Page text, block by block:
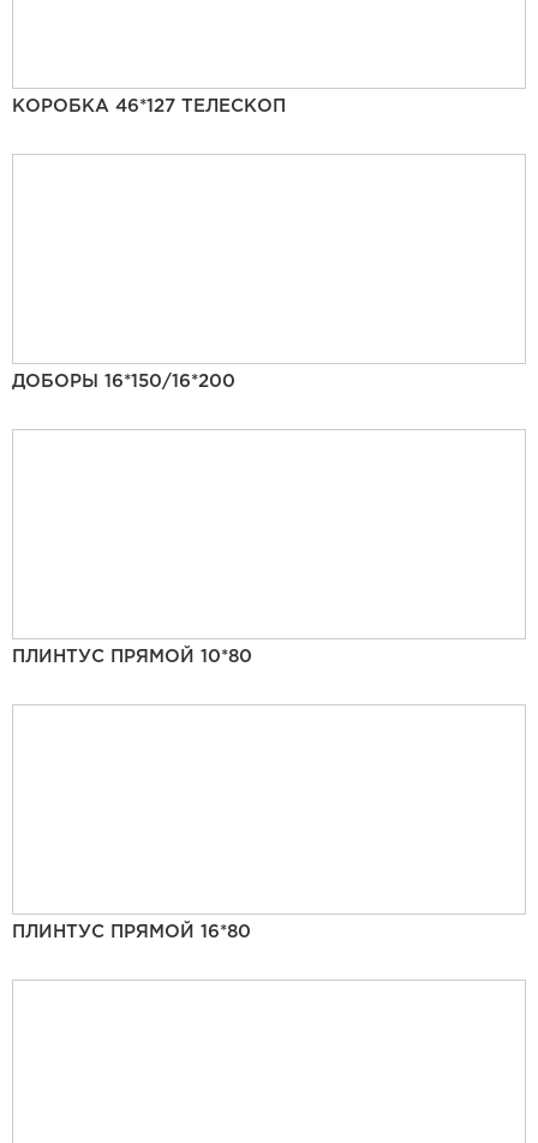
КОРОБКА 46*127 ТЕЛЕСКОП
ДОБОРЫ 16*150/16*200
ПЛИНТУС ПРЯМОЙ 10*80
ПЛИНТУС ПРЯМОЙ 16*80